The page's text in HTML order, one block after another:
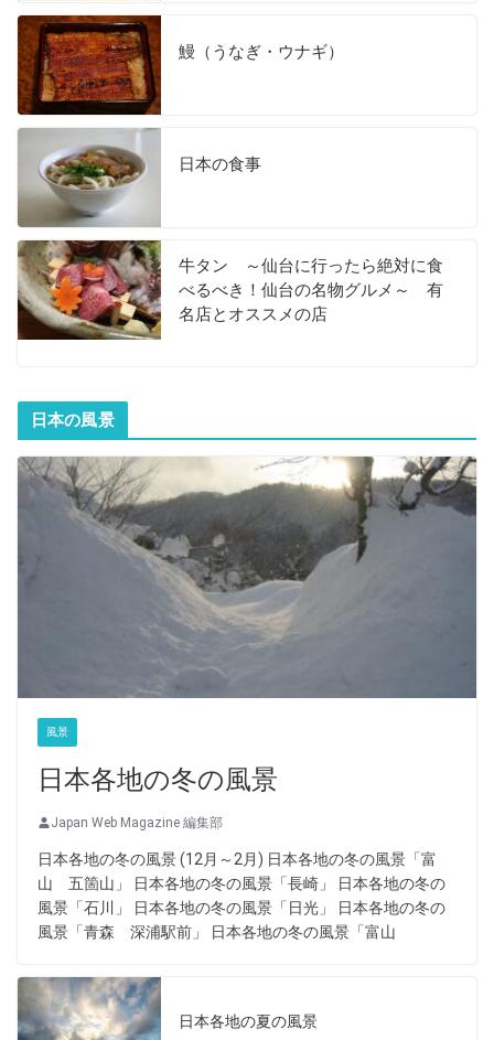
鰻（うなぎ・ウナギ）
日本の食事
牛タン ～仙台に行ったら絶対に食
べるべき！仙台の名物グルメ～ 有
名店とオススメの店
日本の風景
風景
日本各地の冬の風景
Japan Web Magazine 編集部
日本各地の冬の風景 (12月～2月) 日本各地の冬の風景「富
山 五箇山」 日本各地の冬の風景「長崎」 日本各地の冬の
風景「石川」 日本各地の冬の風景「日光」 日本各地の冬の
風景「青森 深浦駅前」 日本各地の冬の風景「富山
日本各地の夏の風景